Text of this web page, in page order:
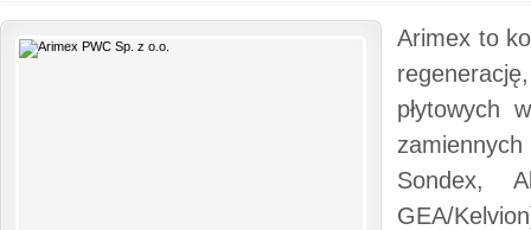
Arimex to
płytowych
Sondex,
GEA/